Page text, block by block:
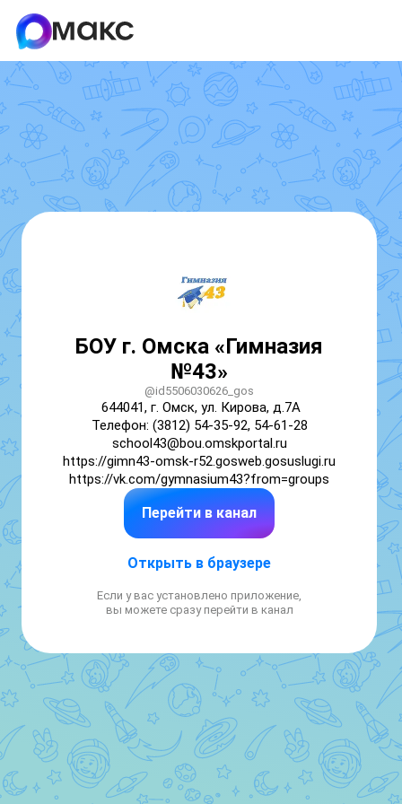
БОУ г. Омска «Гимназия
№43»
@id5506030626_gos
644041, г. Омск, ул. Кирова, д.7А
Телефон: (3812) 54-35-92, 54-61-28
school43@bou.omskportal.ru
https://gimn43-omsk-r52.gosweb.gosuslugi.ru
https://vk.com/gymnasium43?from=groups
Перейти в канал
Открыть в браузере
Если у вас установлено приложение,
вы можете сразу перейти в канал